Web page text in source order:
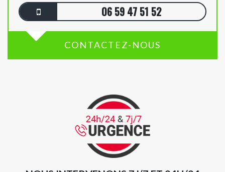
06 59 47 51 52
CONTACTEZ-NOUS